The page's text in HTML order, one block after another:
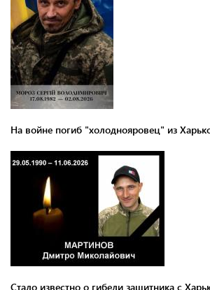
На войне погиб "холоднояровец" из
Стало известно о гибели защитника с